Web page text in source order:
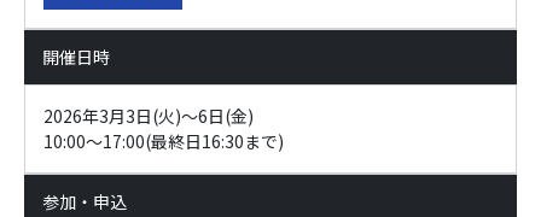
開催日時
2026年3月3日(火)～6日(金)
10:00～17:00(最終日16:30まで)
参加・申込